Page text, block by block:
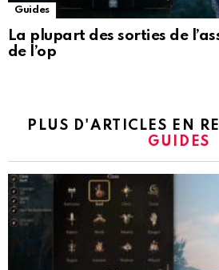
Guides
La plupart des sorties de
de l’op
PLUS D'ARTICLES EN
GUIDES